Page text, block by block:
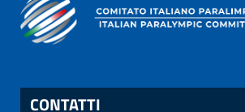
CONTATTI